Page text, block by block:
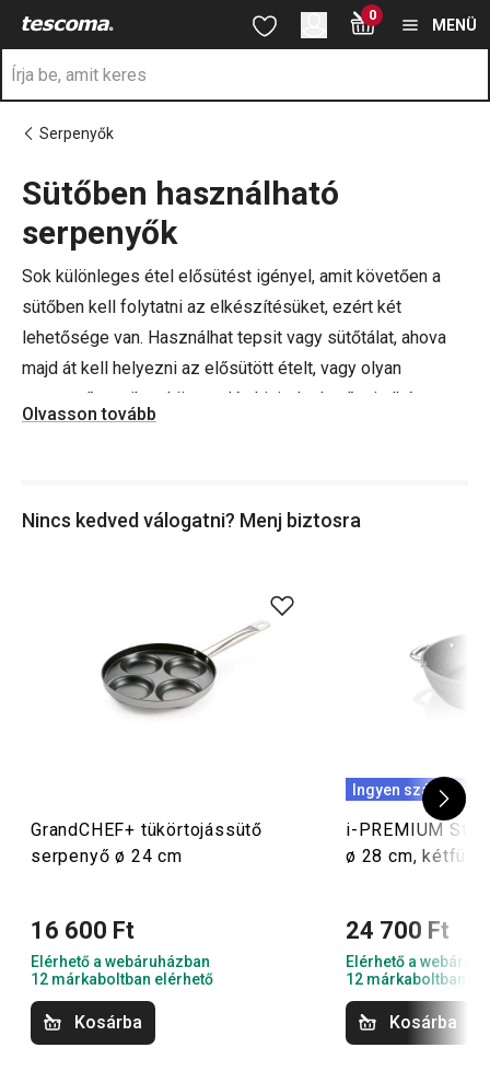
A Sütőben használható serpenyők oldalon tartózkodik
Ugrás a fő tartalomhoz
Ugrás a kereséshez
Ugrás a navigációhoz 0
MENÜ
Serpenyők
Sütőben használható
serpenyők
Sok különleges étel elősütést igényel, amit követően a
sütőben kell folytatni az elkészítésüket, ezért két
lehetősége van. Használhat tepsit vagy sütőtálat, ahova
majd át kell helyezni az elősütött ételt, vagy olyan
serpenyőt, amiben könnyedén kivitelezhető mindkét
folyamat.
serpenyőket, amelyeknek könnyedén levehető a nyele.
Olvasson tovább
Nincs kedved válogatni? Menj biztosra
GrandCHEF+ tükörtojássütő
serpenyő ø 24 cm
16 600 Ft
Elérhető a webáruházban
12 márkaboltban elérhető
Kosárba
Ingyen szállítás
i-PREMIUM
ø 28 cm, kétfülű
24 700 Ft
Elérhető a
12 márkaboltban
Kosárba